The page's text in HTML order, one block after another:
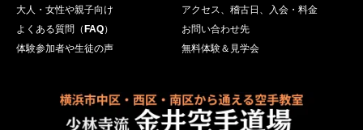
大人・女性や親子向け
アクセス、稽古日、入会・料金
よくある質問（ FAQ）
お問い合わせ先
体験参加者や生徒の声
無料体験＆見学会